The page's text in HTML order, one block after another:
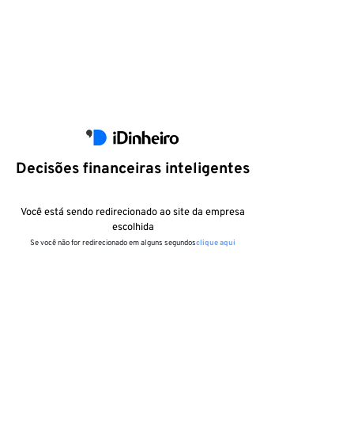
Decisões financeiras inteligentes
Você está sendo redirecionado ao site da empresa
escolhida
Se você não for redirecionado em alguns segundosclique aqui